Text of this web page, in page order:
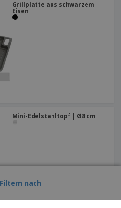
Filtern nach
Grillplatte aus schwarzem
Eisen
Mini-Edelstahltopf | Ø8 cm